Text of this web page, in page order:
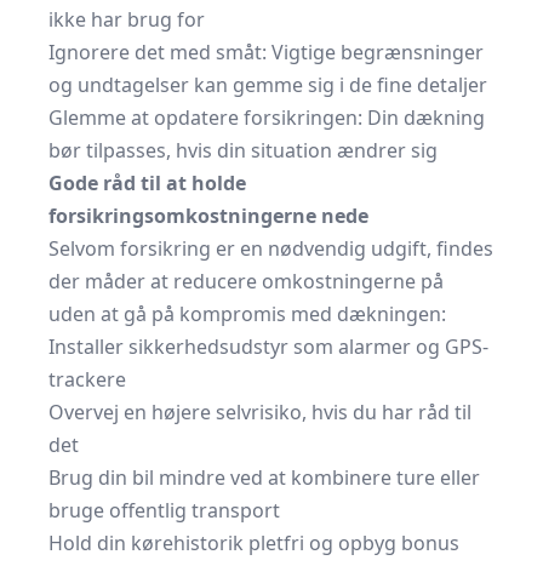
ikke har brug for
Ignorere det med småt: Vigtige begrænsninger
og undtagelser kan gemme sig i de fine detaljer
Glemme at opdatere forsikringen: Din dækning
bør tilpasses, hvis din situation ændrer sig
Gode råd til at holde
forsikringsomkostningerne nede
Selvom forsikring er en nødvendig udgift, findes
der måder at reducere omkostningerne på
uden at gå på kompromis med dækningen:
Installer sikkerhedsudstyr som alarmer og GPS-
trackere
Overvej en højere selvrisiko, hvis du har råd til
det
Brug din bil mindre ved at kombinere ture eller
bruge offentlig transport
Hold din kørehistorik pletfri og opbyg bonus